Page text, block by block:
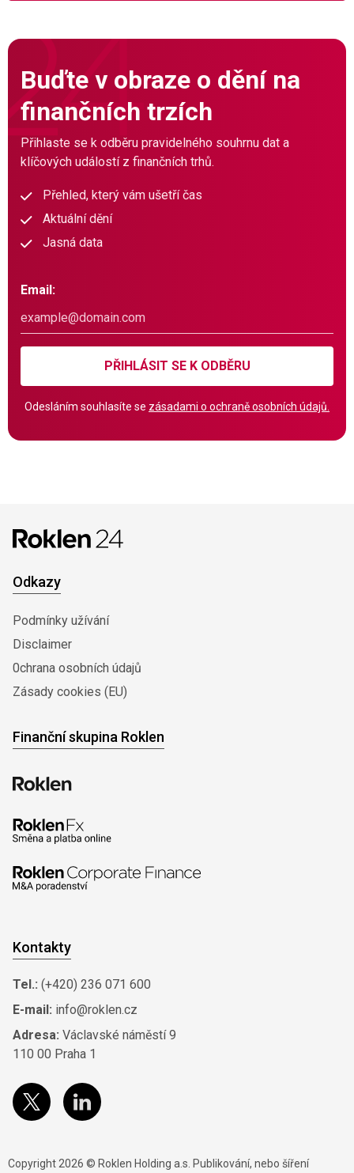
Buďte v obraze o dění na
finančních trzích
Přihlaste se k odběru pravidelného souhrnu dat a
klíčových událostí z finančních trhů.
Přehled, který vám ušetří čas
Aktuální dění
Jasná data
Email:
PŘIHLÁSIT SE K ODBĚRU
Odesláním souhlasíte se zásadami o ochraně osobních údajů.
Odkazy
Podmínky užívání
Disclaimer
0chrana osobních údajů
Zásady cookies (EU)
Finanční skupina Roklen
Kontakty
Tel.: (+420) 236 071 600
E-mail: info@roklen.cz
Adresa: Václavské náměstí 9
110 00 Praha 1
Copyright 2026 © Roklen Holding a.s. Publikování, nebo šíření